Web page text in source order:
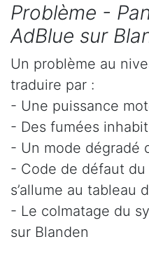
Problème -
AdBlue sur
Un problème au
traduire par :
- Une puissance
- Des fumées
- Un mode dégradé
- Code de défaut
s’allume au tableau
- Le colmatage du
sur Blanden